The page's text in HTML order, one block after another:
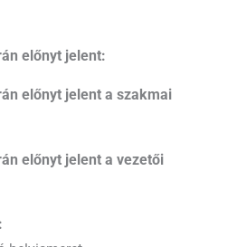
előnyt jelent:
előnyt jelent a szakmai
előnyt jelent a vezetői